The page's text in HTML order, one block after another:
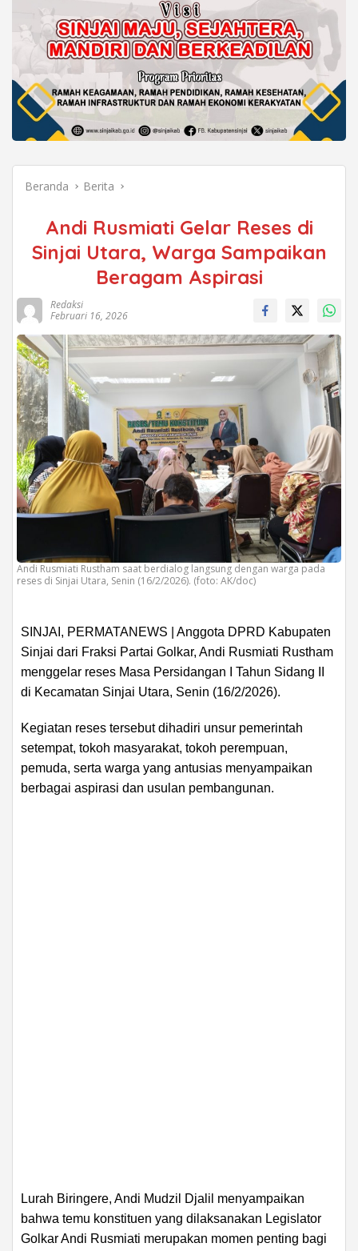
Beranda Berita
Andi Rusmiati Gelar Reses di
Sinjai Utara, Warga Sampaikan
Beragam Aspirasi
Redaksi
Februari 16, 2026
Andi Rusmiati Rustham saat berdialog langsung dengan warga pada
reses di Sinjai Utara, Senin (16/2/2026). (foto: AK/doc)
SINJAI, PERMATANEWS | Anggota DPRD Kabupaten
Sinjai dari Fraksi Partai Golkar, Andi Rusmiati Rustham
menggelar reses Masa Persidangan I Tahun Sidang II
di Kecamatan Sinjai Utara, Senin (16/2/2026).
Kegiatan reses tersebut dihadiri unsur pemerintah
setempat, tokoh masyarakat, tokoh perempuan,
pemuda, serta warga yang antusias menyampaikan
berbagai aspirasi dan usulan pembangunan.
Lurah Biringere, Andi Mudzil Djalil menyampaikan
bahwa temu konstituen yang dilaksanakan Legislator
Golkar Andi Rusmiati merupakan momen penting bagi